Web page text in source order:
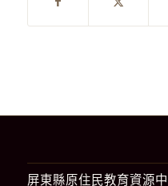
屏東縣原住民教育資源